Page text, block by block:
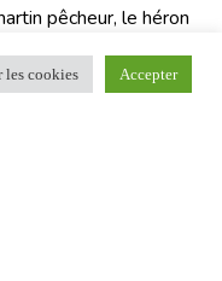
pêcheur, le héron
les cookies Accepter